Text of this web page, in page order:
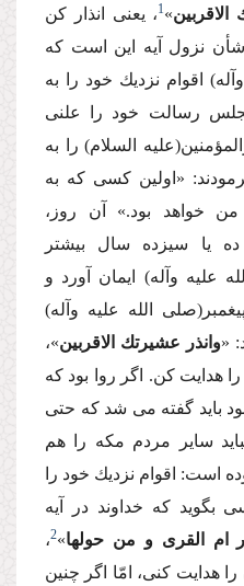
»
1، یعنى انذار كن
شأن نزول آیه این است كه
اقوام نزدیك خود را به
رسالت خود را علنى
السلام) را به
«اولین كسى كه به
من خواهد بود.» آن روز،
ده یا سیزده سال بیشتر
علیه وآله) ایمان آورد و
الله علیه وآله)
«وانذر عشیرتك الاقربین»،
هدایت كن. اگر روا بود كه
باید گفته مى شد كه حتى
سایر مردم مكه را هم
است: اقوام نزدیك خود را
كه خداوند در آیه
ام القرى و من حولها»
2،
هدایت كنى، امّا اگر چنین